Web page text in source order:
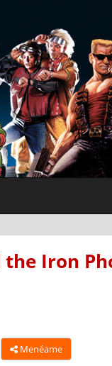
the Iron
Menéame